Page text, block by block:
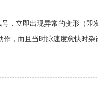
立即出现异常的变形（即
，而且当时脉速度愈快时杂